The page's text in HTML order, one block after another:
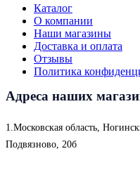
Каталог
О компании
Наши магазины
Доставка и оплата
Отзывы
Политика
Адреса наших
1.Московская область,
Подвязново, 20б